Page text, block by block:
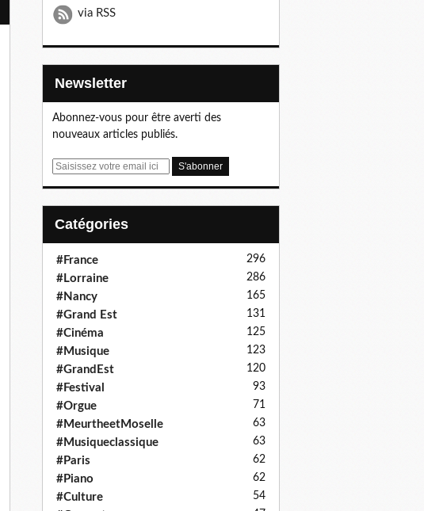
via RSS
Newsletter
Abonnez-vous pour être averti des
nouveaux articles publiés.
E
Catégories
#France 296
#Lorraine 286
#Nancy 165
#Grand Est 131
#Cinéma 125
#Musique 123
#GrandEst 120
#Festival 93
#Orgue 71
#MeurtheetMoselle 63
#Musiqueclassique 63
#Paris 62
#Piano 62
#Culture 54